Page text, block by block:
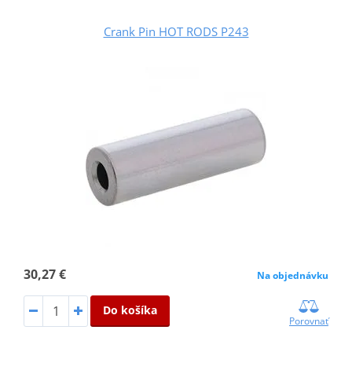
Crank Pin HOT RODS P243
30,27 € Na objednávku
Do košíka
Porovnať